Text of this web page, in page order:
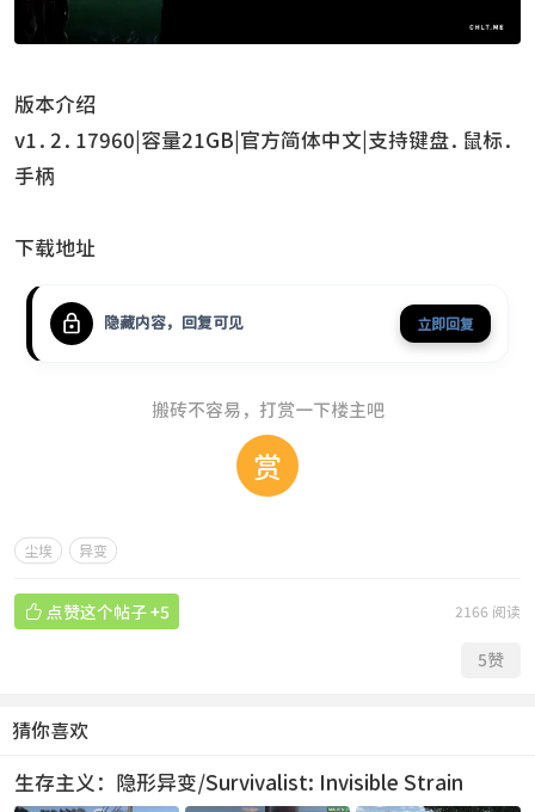
版本介绍
v1.2.17960|容量21GB|官方简体中文|支持键盘.鼠标.
手柄
下载地址
隐藏内容，回复可见 立即回复
搬砖不容易，打赏一下楼主吧
赏
尘埃 异变
2166 阅读
 点赞这个帖子 +5
5赞
猜你喜欢
生存主义：隐形异变/Survivalist: Invisible Strain